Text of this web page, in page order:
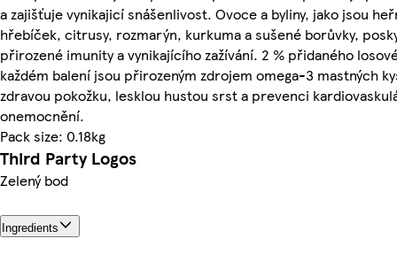
a zajišťuje vynikajicí snášenlivost. Ovoce a byliny, jako jsou
hřebíček, citrusy, rozmarýn, kurkuma a sušené borůvky,
přirozené imunity a vynikajícího zažívání. 2 % přidaného
každém balení jsou přirozeným zdrojem omega-3 mastných
zdravou pokožku, lesklou hustou srst a prevenci
onemocnění.
Pack size: 0.18kg
Third Party Logos
Zelený bod
Ingredients